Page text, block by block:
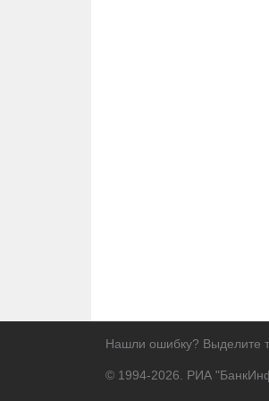
Нашли ошибку? Выделите
© 1994-2026. РИА